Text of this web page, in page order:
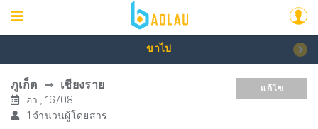
ขาไป
ภูเก็ต เชียงราย
อา., 16/08
1 จำนวนผู้โดยสาร
แก้ไข